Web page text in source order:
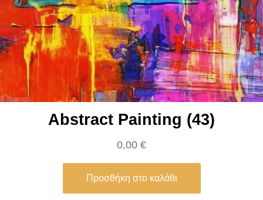
Abstract Painting (43)
0,00 €
Προσθήκη στο καλάθι